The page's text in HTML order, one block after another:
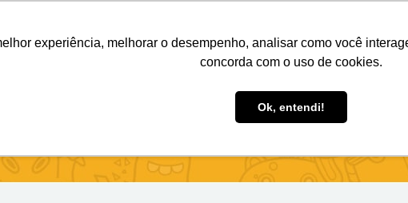
experiência, melhorar o desempenho, analisar como você
concorda com o uso de cookies.
Ok, entendi!
Brindes Personalizados Brindes Ecológicos